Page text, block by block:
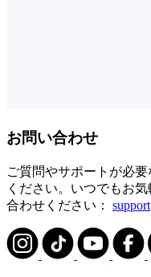
お問い合わせ
ご質問やサポートが必
ください。いつでもお
合わせください：